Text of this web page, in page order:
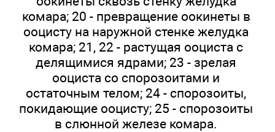
комара; 20 - превращение оокинеты в
ооцисту на наружной стенке желудка
комара; 21, 22 - растущая ооциста с
делящимися ядрами; 23 - зрелая
ооциста со спорозоитами и
остаточным телом; 24 - спорозоиты,
покидающие ооцисту; 25 - спорозоиты
в слюнной железе комара.